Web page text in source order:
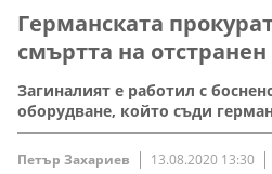
Германската
смъртта на
Загиналият е работил с
оборудване, който съди
Петър Захариев 13.08.2020 13:30